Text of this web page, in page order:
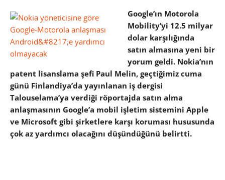
Google’ın Motorola
Mobility’yi 12.5 milyar
dolar karşılığında
satın almasına yeni bir
yorum geldi. Nokia’nın
patent lisanslama şefi Paul Melin, geçtiğimiz cuma
günü Finlandiya’da yayınlanan iş dergisi
Talouselama’ya verdiği röportajda satın alma
anlaşmasının Google’a mobil işletim sistemini Apple
ve Microsoft gibi şirketlere karşı koruması hususunda
çok az yardımcı olacağını düşündüğünü belirtti.